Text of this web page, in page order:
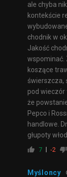
ale chyba
kontekście
chodnik w
Jakość
wspominać.
koszące
świerszcza,
pod wieczór
że
Pepco i
handlowe.
głupoty
7 -2
Myśloncy